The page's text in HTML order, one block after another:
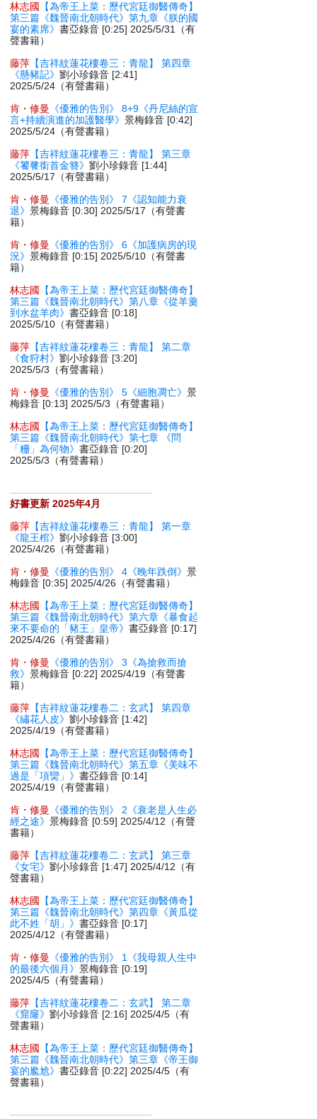
林志國
【為帝王上菜：歷代宮廷御醫傳奇】
第三篇《魏晉南北朝時代》第九章《朕的國
宴的素席》書亞錄音 [0:25] 2025/5/31（有
聲書籍）
藤萍 【吉祥紋蓮花樓卷三：青龍】 第四章
《懸豬記》劉小珍錄音 [2:41]
2025/5/24（有聲書籍）
肯・修曼
《優雅的告別》 8+9《丹尼絲的宣
言+持續演進的加護醫學》景梅錄音 [0:42]
2025/5/24（有聲書籍）
藤萍 【吉祥紋蓮花樓卷三：青龍】 第三章
《饕餮銜首金簪》劉小珍錄音 [1:44]
2025/5/17（有聲書籍）
肯・修曼
《優雅的告別》 7《認知能力衰
退》景梅錄音 [0:30] 2025/5/17（有聲書
籍）
肯・修曼
《優雅的告別》 6《加護病房的現
況》景梅錄音 [0:15] 2025/5/10（有聲書
籍）
林志國
【為帝王上菜：歷代宮廷御醫傳奇】
第三篇《魏晉南北朝時代》第八章《從羊羹
到水盆羊肉》書亞錄音 [0:18]
2025/5/10（有聲書籍）
藤萍 【吉祥紋蓮花樓卷三：青龍】 第二章
《食狩村》劉小珍錄音 [3:20]
2025/5/3（有聲書籍）
肯・修曼
《優雅的告別》 5《細胞凋亡》景
梅錄音 [0:13] 2025/5/3（有聲書籍）
林志國
【為帝王上菜：歷代宮廷御醫傳奇】
第三篇《魏晉南北朝時代》第七章 《問
「粣」為何物》書亞錄音 [0:20]
2025/5/3（有聲書籍）
好書更新 2025年4月
藤萍 【吉祥紋蓮花樓卷三：青龍】 第一章
《龍王棺》劉小珍錄音 [3:00]
2025/4/26（有聲書籍）
肯・修曼
《優雅的告別》 4《晚年跌倒》景
梅錄音 [0:35] 2025/4/26（有聲書籍）
林志國
【為帝王上菜：歷代宮廷御醫傳奇】
第三篇《魏晉南北朝時代》第六章《暴食起
來不要命的「豬王」皇帝》書亞錄音 [0:17]
2025/4/26（有聲書籍）
肯・修曼
《優雅的告別》 3《為搶救而搶
救》景梅錄音 [0:22] 2025/4/19（有聲書
籍）
藤萍 【吉祥紋蓮花樓卷二：玄武】 第四章
《繡花人皮》劉小珍錄音 [1:42]
2025/4/19（有聲書籍）
林志國
【為帝王上菜：歷代宮廷御醫傳奇】
第三篇《魏晉南北朝時代》第五章《美味不
過是「項臠」》書亞錄音 [0:14]
2025/4/19（有聲書籍）
肯・修曼
《優雅的告別》 2《衰老是人生必
經之途》景梅錄音 [0:59] 2025/4/12（有聲
書籍）
藤萍 【吉祥紋蓮花樓卷二：玄武】 第三章
《女宅》劉小珍錄音 [1:47] 2025/4/12（有
聲書籍）
林志國
【為帝王上菜：歷代宮廷御醫傳奇】
第三篇《魏晉南北朝時代》第四章《黃瓜從
此不姓「胡」》書亞錄音 [0:17]
2025/4/12（有聲書籍）
肯・修曼
《優雅的告別》 1《我母親人生中
的最後六個月》景梅錄音 [0:19]
2025/4/5（有聲書籍）
藤萍 【吉祥紋蓮花樓卷二：玄武】 第二章
《窟窿》劉小珍錄音 [2:16] 2025/4/5（有
聲書籍）
林志國
【為帝王上菜：歷代宮廷御醫傳奇】
第三篇《魏晉南北朝時代》第三章《帝王御
宴的尷尬》書亞錄音 [0:22] 2025/4/5（有
聲書籍）